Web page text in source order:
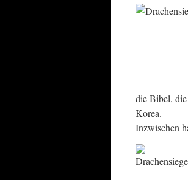
die Bibel,
Korea.
Inzwischen